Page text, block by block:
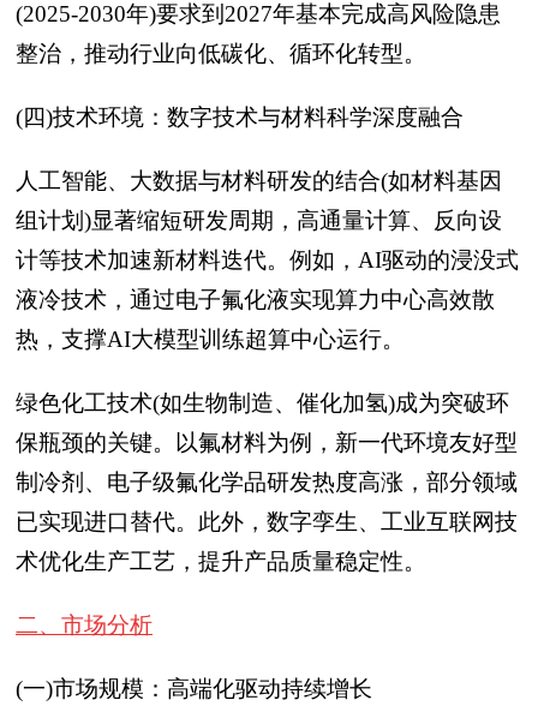
(2025-2030年)要求到2027年基本完成高风险隐患
整治，推动行业向低碳化、循环化转型。
(四)技术环境：数字技术与材料科学深度融合
人工智能、大数据与材料研发的结合(如材料基因
组计划)显著缩短研发周期，高通量计算、反向设
计等技术加速新材料迭代。例如，AI驱动的浸没式
液冷技术，通过电子氟化液实现算力中心高效散
热，支撑AI大模型训练超算中心运行。
绿色化工技术(如生物制造、催化加氢)成为突破环
保瓶颈的关键。以氟材料为例，新一代环境友好型
制冷剂、电子级氟化学品研发热度高涨，部分领域
已实现进口替代。此外，数字孪生、工业互联网技
术优化生产工艺，提升产品质量稳定性。
二、市场分析
(一)市场规模：高端化驱动持续增长